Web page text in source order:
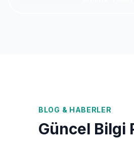
BLOG & HABERLER
Güncel Bilgi